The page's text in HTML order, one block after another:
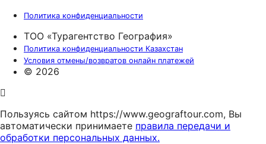
Политика конфиденциальности
ТОО «Турагентство География»
Политика конфиденциальности Казахстан
Условия отмены/возвратов онлайн платежей
© 2026
Пользуясь сайтом https://www.geograftour.com, Вы
автоматически принимаете правила передачи и
обработки персональных данных.